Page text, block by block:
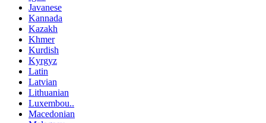
Javanese
Kannada
Kazakh
Khmer
Kurdish
Kyrgyz
Latin
Latvian
Lithuanian
Luxembou..
Macedonian